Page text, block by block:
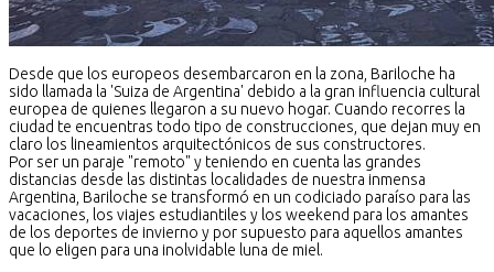
Desde que los europeos desembarcaron en la zona, Bariloche ha
sido llamada la 'Suiza de Argentina' debido a la gran influencia cultural
europea de quienes llegaron a su nuevo hogar. Cuando recorres la
ciudad te encuentras todo tipo de construcciones, que dejan muy en
claro los lineamientos arquitectónicos de sus constructores.
Por ser un paraje "remoto" y teniendo en cuenta las grandes
distancias desde las distintas localidades de nuestra inmensa
Argentina, Bariloche se transformó en un codiciado paraíso para las
vacaciones, los viajes estudiantiles y los weekend para los amantes
de los deportes de invierno y por supuesto para aquellos amantes
que lo eligen para una inolvidable luna de miel.